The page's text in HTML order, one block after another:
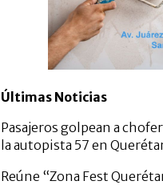
Últimas Noticias
Pasajeros golpean a
la autopista 57 en
Reúne “Zona Fest